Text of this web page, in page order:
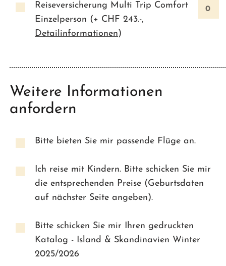
Reiseversicherung Multi Trip Comfort
Einzelperson (+ CHF 243.-,
Detailinformationen)
Weitere Informationen
anfordern
Bitte bieten Sie mir passende Flüge an.
Ich reise mit Kindern. Bitte schicken Sie mir
die entsprechenden Preise (Geburtsdaten
auf nächster Seite angeben).
Bitte schicken Sie mir Ihren gedruckten
Katalog - Island & Skandinavien Winter
2025/2026